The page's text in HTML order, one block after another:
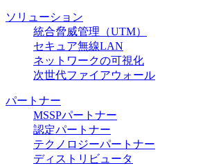
ソリューション
統合脅威管理（UTM）
セキュア無線LAN
ネットワークの可視化
次世代ファイアウォール
パートナー
MSSPパートナー
認定パートナー
テクノロジーパートナー
ディストリビュータ